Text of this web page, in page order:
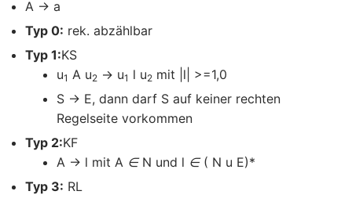
A → a
Typ 0: rek. abzählbar
Typ 1:KS
u1 A u2 → u1 l u2 mit |l| >=1,0
S → E, dann darf S auf keiner rechten
Regelseite vorkommen
Typ 2:KF
A → l mit A ∈N und l ∈( N u E)*
Typ 3: RL